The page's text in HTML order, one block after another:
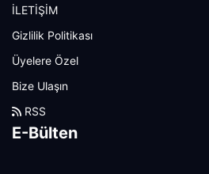
İLETİŞİM
Gizlilik Politikası
Üyelere Özel
Bize Ulaşın
RSS
E-Bülten